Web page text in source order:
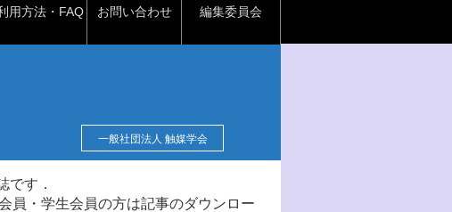
用方法・FAQ お問い合わせ 編集委員会
一般社団法人 触媒学会
です．
員・学生会員の方は記事のダウンロー